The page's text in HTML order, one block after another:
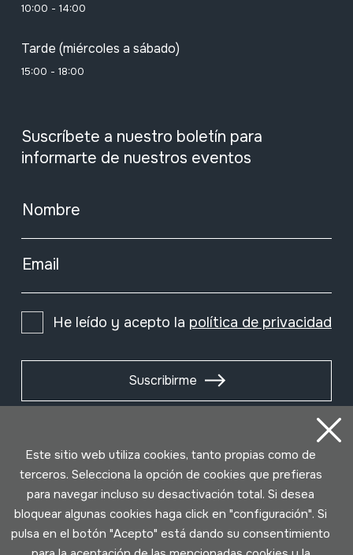
10:00 - 14:00
Tarde (miércoles a sábado)
15:00 - 18:00
Suscríbete a nuestro boletín para
informarte de nuestros eventos
Nombre
Email
He leído y acepto la política de privacidad
Suscribirme
Este sitio web utiliza cookies, tanto propias como de
terceros. Selecciona la opción de cookies que prefieras
para navegar incluso su desactivación total. Si desea
bloquear algunas cookies haga click en "configuración". Si
pulsa en el botón "Acepto" está dando su consentimiento